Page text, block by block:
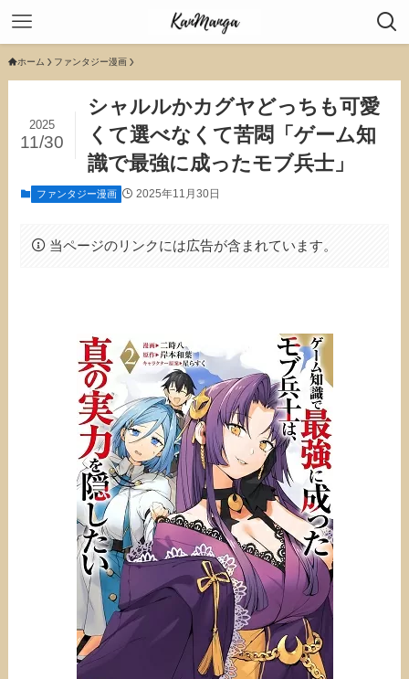
ホーム ファンタジー漫画
シャルルかカグヤどっちも可愛
くて選べなくて苦悶「ゲーム知
識で最強に成ったモブ兵士」
2025
11/30
ファンタジー漫画 2025年11月30日
当ページのリンクには広告が含まれています。